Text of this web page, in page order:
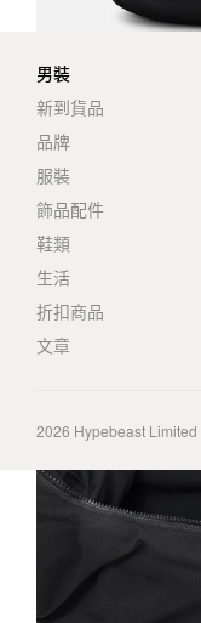
男裝
新到貨品
品牌
服裝
飾品配件
鞋類
生活
折扣商品
文章
2026 Hypebeast Limited